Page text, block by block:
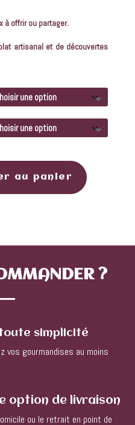
à offrir ou partager.
artisanal et de découvertes
au panier
?
simplicité
vos gourmandises au moins
option de livraison
ou le retrait en point de